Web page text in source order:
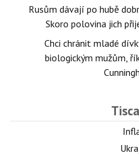
Rusům dávají po hubě
Skoro polovina jich
Chci chránit mladé
biologickým mužům,